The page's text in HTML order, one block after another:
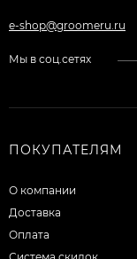
e-shop@groomeru.ru
Мы в соц.сетях
ПОКУПАТЕЛЯМ
О компании
Доставка
Оплата